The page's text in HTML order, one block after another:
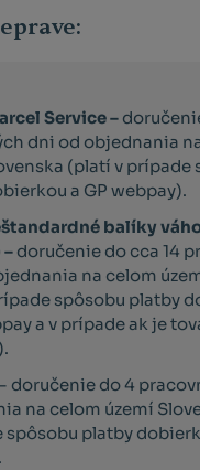
Service –
dni od objednania
(platí v prípade
a GP webpay).
balíky
doručenie do cca 14
na celom
spôsobu platby
a v prípade ak je
- doručenie do 4
na celom území
spôsobu platby